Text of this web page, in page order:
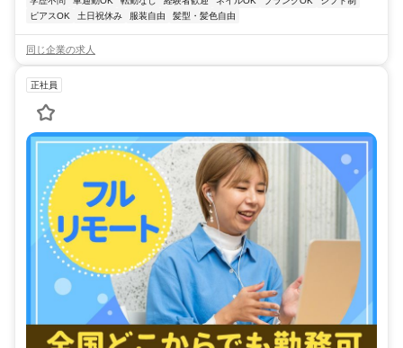
ピアスOK
土日祝休み 服装自由 髪型・髪色自由
同じ企業の求人
正社員